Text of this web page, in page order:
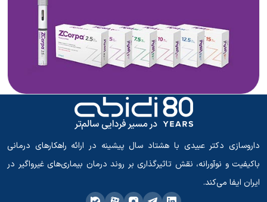
داروسازی دکتر عبیدی با هشتاد سال پیشینه در ارائه راهکارهای درمانی
باکیفیت و نوآورانه، نقش تاثیرگذاری بر روند درمان بیماری‌های غیرواگیر در
ایران ایفا می‌کند.